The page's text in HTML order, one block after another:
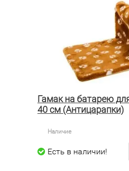
Гамак на батарею
40 см (Антицарапки)
Наличие
Есть в наличии!